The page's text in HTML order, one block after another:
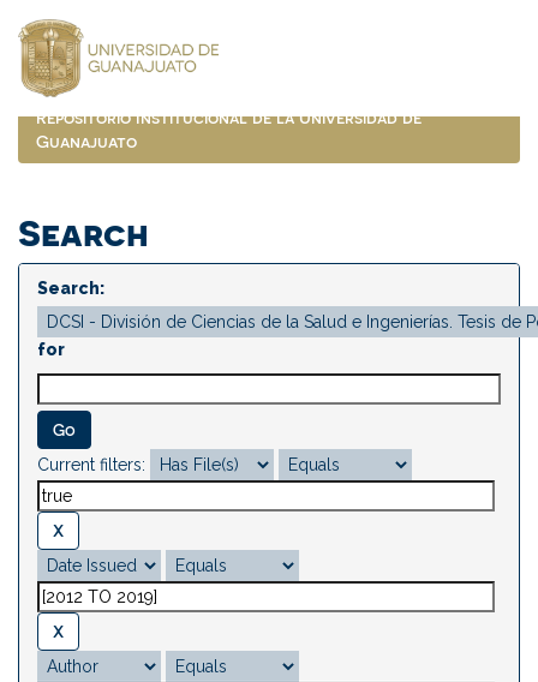
navigation
Repositorio Institucional de la Universidad de
Guanajuato
Search
Search:
for
Current filters: